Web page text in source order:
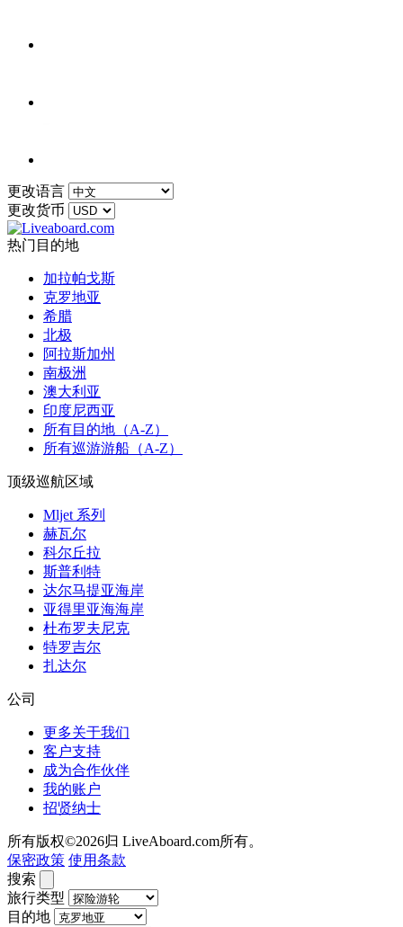
更改语言
更改货币
热门目的地
加拉帕戈斯
克罗地亚
希腊
北极
阿拉斯加州
南极洲
澳大利亚
印度尼西亚
所有目的地（A-Z）
所有巡游游船（A-Z）
顶级巡航区域
Mljet 系列
赫瓦尔
科尔丘拉
斯普利特
达尔马提亚海岸
亚得里亚海海岸
杜布罗夫尼克
特罗吉尔
扎达尔
公司
更多关于我们
客户支持
成为合作伙伴
我的账户
招贤纳士
所有版权©2026归 LiveAboard.com所有。
保密政策 使用条款
搜索
旅行类型
目的地